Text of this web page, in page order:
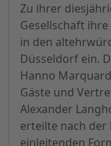
Zu ihrer
Gesellschaft
in den
Düsseldorf ein.
Hanno
Gäste und
Alexander
erteilte nach der
einleitenden